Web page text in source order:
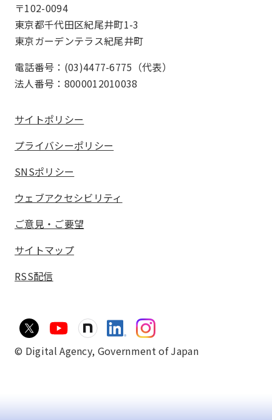
〒102-0094
東京都千代田区紀尾井町1-3
東京ガーデンテラス紀尾井町
電話番号：(03)4477-6775（代表）
法人番号：8000012010038
サイトポリシー
プライバシーポリシー
SNSポリシー
ウェブアクセシビリティ
ご意見・ご要望
サイトマップ
RSS配信
© Digital Agency, Government of Japan